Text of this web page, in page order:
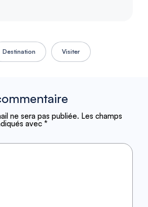
Destination Visiter
ne sera pas publiée. Les champs
avec *